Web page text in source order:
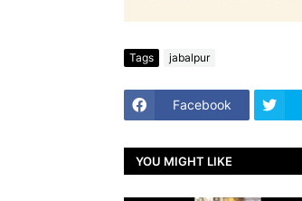
Tags jabalpur
Facebook
YOU MIGHT LIKE